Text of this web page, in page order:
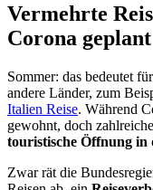
Vermehrte
Corona geplant
Sommer: das bedeutet
andere Länder, zum
Italien Reise. Während
gewohnt, doch
touristische Öffnung in
Zwar rät die